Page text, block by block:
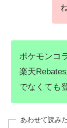
ポケモンコ
楽天
でなくても